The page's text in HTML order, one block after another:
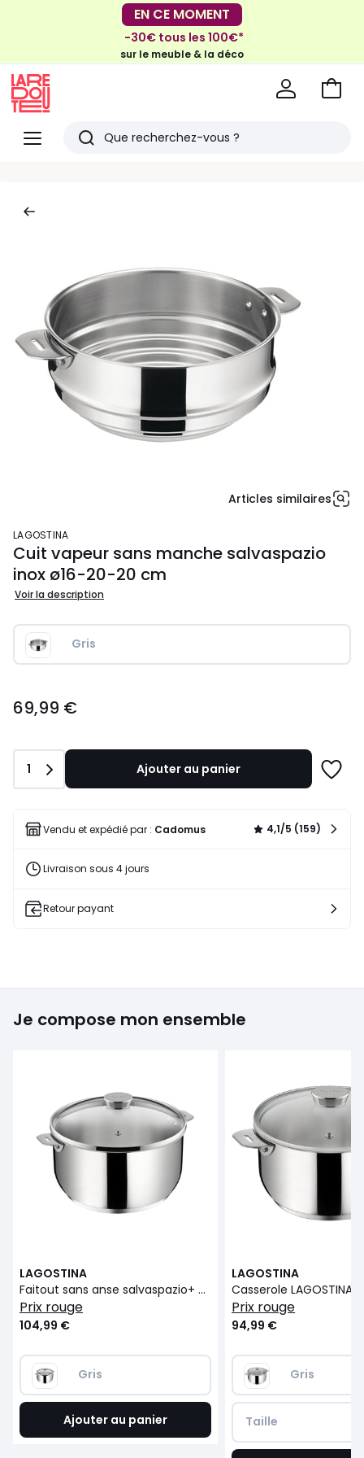
EN CE MOMENT
-30€ tous les 100€*
sur le meuble & la déco
EN CE MOMENT
-40% dès 2 articles*
sur le linge de maison et la literie
Menu
Redoute
Rechercher
Voir
Articles similaires
LAGOSTINA
Cuit vapeur sans manche salvaspazio
inox ø16-20-20 cm
Voir la description
Gris
€.
69,99 €
Quantité
1 Ajouter au panier
liste
Vendu et expédié par : Cadomus 4,1/5 (159)
Livraison sous 4 jours
Retour payant
Je compose mon ensemble
LAGOSTINA
Faitout sans anse salvaspazio+ en inox avec couvercle ø24 cm
prix rouge
104,99 €
Gris
Ajouter au panier
LAGOSTINA
prix rouge
94,99 €
Gris
Taille